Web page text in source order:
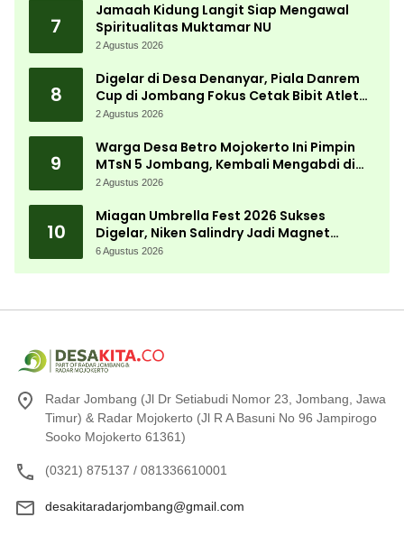
7
Jamaah Kidung Langit Siap Mengawal
Spiritualitas Muktamar NU
2 Agustus 2026
8
Digelar di Desa Denanyar, Piala Danrem
Cup di Jombang Fokus Cetak Bibit Atlet
Menembak Berprestasi
2 Agustus 2026
9
Warga Desa Betro Mojokerto Ini Pimpin
MTsN 5 Jombang, Kembali Mengabdi di
Almamater
2 Agustus 2026
10
Miagan Umbrella Fest 2026 Sukses
Digelar, Niken Salindry Jadi Magnet
Ribuan Pengunjung
6 Agustus 2026
Radar Jombang (Jl Dr Setiabudi Nomor 23, Jombang, Jawa
Timur) & Radar Mojokerto (Jl R A Basuni No 96 Jampirogo
Sooko Mojokerto 61361)
(0321) 875137 / 081336610001
desakitaradarjombang@gmail.com